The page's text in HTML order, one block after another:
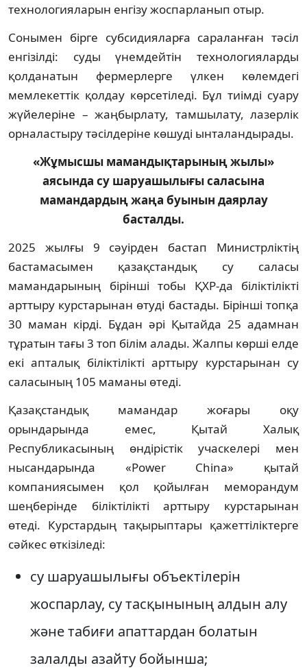
технологияларын енгізу жоспарланып отыр.
Сонымен бірге субсидияларға сараланған тәсіл
енгізілді: суды үнемдейтін технологияларды
қолданатын фермерлерге үлкен көлемдегі
мемлекеттік қолдау көрсетіледі. Бұл тиімді суару
жүйелеріне – жаңбырлату, тамшылату, лазерлік
орналастыру тәсілдеріне көшуді ынталандырады.
«Жұмысшы мамандықтарының жылы»
аясында су шаруашылығы саласына
мамандардың жаңа буынын даярлау
басталды.
2025 жылғы 9 сәуірден бастап Министрліктің
бастамасымен қазақстандық су саласы
мамандарының бірінші тобы ҚХР-да біліктілікті
арттыру курстарынан өтуді бастады. Бірінші топқа
30 маман кірді. Бұдан әрі Қытайда 25 адамнан
тұратын тағы 3 топ білім алады. Жалпы көрші елде
екі апталық біліктілікті арттыру курстарынан су
саласының 105 маманы өтеді.
Қазақстандық мамандар жоғары оқу
орындарында емес, Қытай Халық
Республикасының өндірістік учаскелері мен
нысандарында «Power China» қытай
компаниясымен қол қойылған меморандум
шеңберінде біліктілікті арттыру курстарынан
өтеді. Курстардың тақырыптары қажеттіліктерге
сәйкес өткізіледі:
су шаруашылығы объектілерін
жоспарлау, су тасқынының алдын алу
және табиғи апаттардан болатын
залалды азайту бойынша;